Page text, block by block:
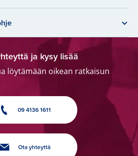
ja kysy lisää
löytämään oikean ratkaisun
09 4136 1611
Ota yhteyttä